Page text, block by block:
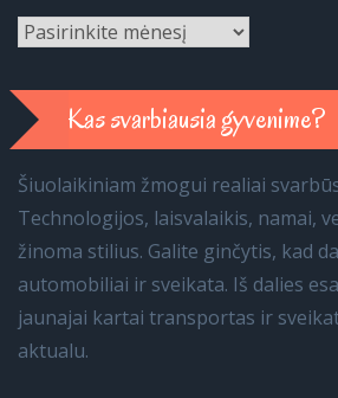
Archyvai
Kas svarbiausia gyvenime?
Šiuolaikiniam žmogui realiai
Technologijos, laisvalaikis, namai,
žinoma stilius. Galite ginčytis, kad
automobiliai ir sveikata. Iš dalies
jaunajai kartai transportas ir
aktualu.